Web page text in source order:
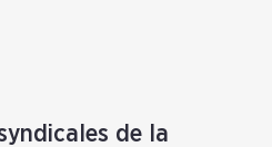
de la